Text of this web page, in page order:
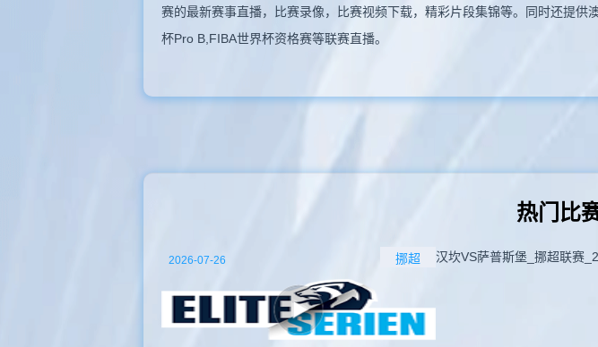
赛的最新赛事直播，比赛录像，比赛视频下载，精彩片段集锦等。同时还提
杯Pro B,FIBA世界杯资格赛等联赛直播。
热门比
挪超
2026-07-26 汉坎VS萨普斯堡_挪超联赛